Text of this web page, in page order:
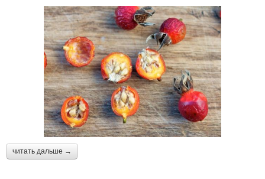
читать дальше →